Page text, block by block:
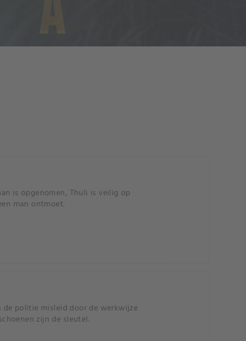
is opgenomen, Thuli is veilig op
man ontmoet.
politie misleid door de werkwijze
zijn de sleutel.